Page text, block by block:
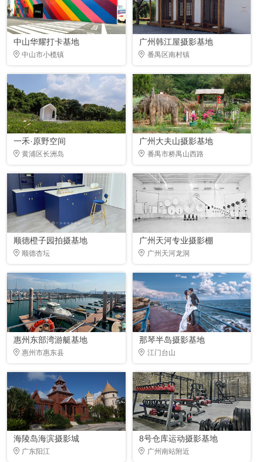
中山华耀打卡基地
中山市小榄镇
广州韩江屋摄影基地
番禺区南村镇
一禾·原野空间
黄浦区长洲岛
广州大夫山摄影基地
番禺市桥禺山西路
顺德橙子园拍摄基地
顺德杏坛
广州天河专业摄影棚
广州天河龙洞
惠州东部湾游艇基地
惠州市惠东县
那琴半岛摄影基地
江门台山
海陵岛海滨摄影城
广东阳江
8号仓库运动摄影基地
广州南站附近